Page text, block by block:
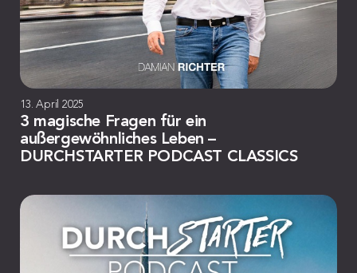
13. April 2025
3 magische Fragen für ein
außergewöhnliches Leben –
DURCHSTARTER PODCAST CLASSICS